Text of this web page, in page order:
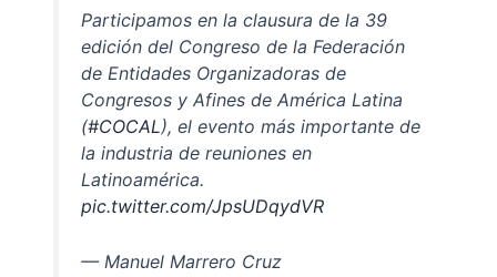
Participamos en la clausura de la 39
edición del Congreso de la Federación
de Entidades Organizadoras de
Congresos y Afines de América Latina
(#COCAL), el evento más importante de
la industria de reuniones en
Latinoamérica.
pic.twitter.com/JpsUDqydVR
— Manuel Marrero Cruz